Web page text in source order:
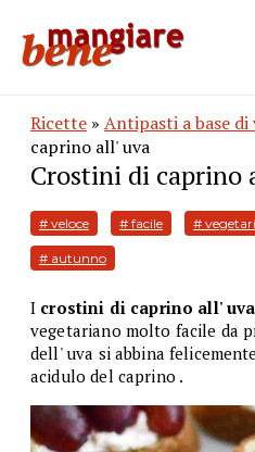
Ricette » Antipasti a base di
caprino all' uva
Crostini di caprino
# veloce # facile #
# autunno
I crostini di caprino all' uva
vegetariano molto facile da
dell' uva si abbina
acidulo del caprino .